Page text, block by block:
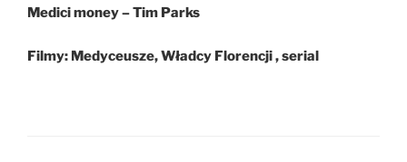
Medici money – Tim Parks
Filmy: Medyceusze, Władcy Florencji , serial